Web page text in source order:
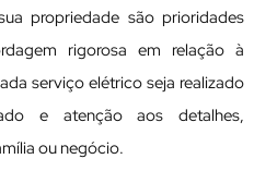
propriedade são prioridades
rigorosa em relação à
serviço elétrico seja realizado
e atenção aos detalhes,
ou negócio.